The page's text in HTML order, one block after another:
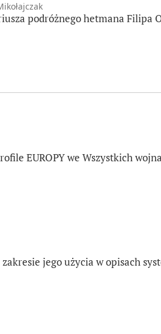
podróżnego hetmana Filipa
EUROPY we Wszystkich
jego użycia w opisach